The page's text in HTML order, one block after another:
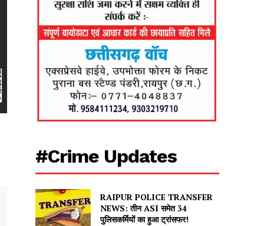
#Crime Updates
RAIPUR POLICE TRANSFER
NEWS: तीन ASI समेत 34
पुलिसकर्मियों का हुआ ट्रांसफर!